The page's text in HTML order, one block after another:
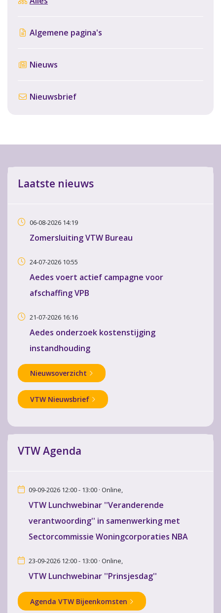
Algemene pagina's
Nieuws
Nieuwsbrief
Laatste nieuws
06-08-2026 14:19
Zomersluiting VTW Bureau
24-07-2026 10:55
Aedes voert actief campagne voor
afschaffing VPB
21-07-2026 16:16
Aedes onderzoek kostenstijging
instandhouding
Nieuwsoverzicht
VTW Nieuwsbrief
VTW Agenda
09-09-2026 12:00 - 13:00 · Online,
VTW Lunchwebinar ''Veranderende
verantwoording'' in samenwerking met
Sectorcommissie Woningcorporaties NBA
23-09-2026 12:00 - 13:00 · Online,
VTW Lunchwebinar ''Prinsjesdag''
Agenda VTW Bijeenkomsten